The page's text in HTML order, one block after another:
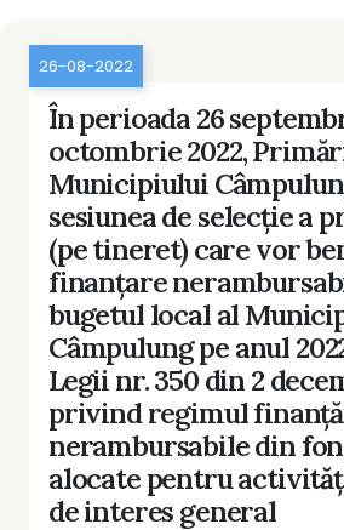
26-08-2022
În perioada 26
octombrie 2022,
Municipiului
sesiunea de selecţie a
(pe tineret) care vor
finanţare
bugetul local al
Câmpulung pe anul
Legii nr. 350 din 2
privind regimul
nerambursabile din
alocate pentru
de interes general